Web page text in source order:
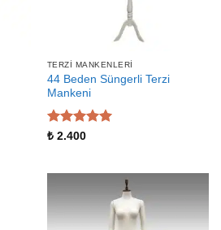
TERZI MANKENLERI
44 Beden Süngerli Terzi
Mankeni
5 üzerinden
₺2.400